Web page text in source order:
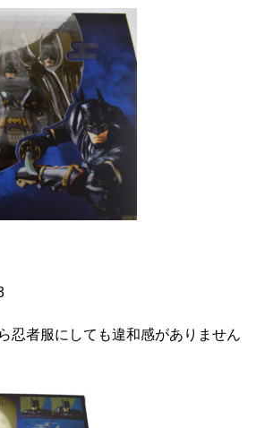
忍者服にしても違和感がありません